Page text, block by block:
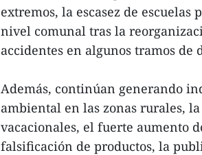
extremos, la escasez de
nivel comunal tras la
accidentes en algunos tramos de
Además, continúan generando
ambiental en las zonas rurales,
vacacionales, el fuerte aumento
falsificación de productos, la